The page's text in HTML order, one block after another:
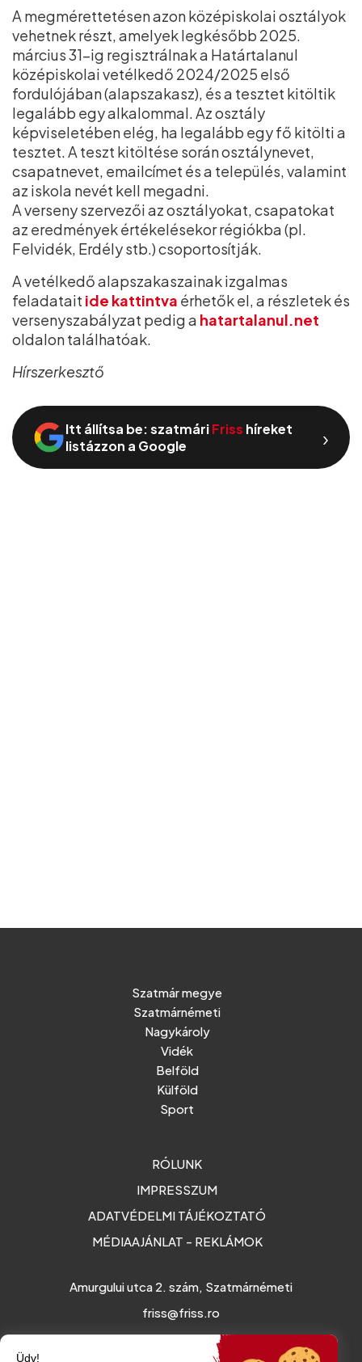
A megmérettetésen azon középiskolai osztályok
vehetnek részt, amelyek legkésőbb 2025.
március 31-ig regisztrálnak a Határtalanul
középiskolai vetélkedő 2024/2025 első
fordulójában (alapszakasz), és a tesztet kitöltik
legalább egy alkalommal. Az osztály
képviseletében elég, ha legalább egy fő kitölti a
tesztet. A teszt kitöltése során osztálynevet,
csapatnevet, emailcímet és a település, valamint
az iskola nevét kell megadni.
A verseny szervezői az osztályokat, csapatokat
az eredmények értékelésekor régiókba (pl.
Felvidék, Erdély stb.) csoportosítják.
A vetélkedő alapszakaszainak izgalmas
feladatait ide kattintva érhetők el, a részletek és
versenyszabályzat pedig a hatartalanul.net
oldalon találhatóak.
Hírszerkesztő
Itt állítsa be: szatmáriFriss híreket
listázzon a Google
›
Szatmár megye
Szatmárnémeti
Nagykároly
Vidék
Belföld
Külföld
Sport
RÓLUNK
IMPRESSZUM
ADATVÉDELMI TÁJÉKOZTATÓ
MÉDIAAJÁNLAT - REKLÁMOK
Amurgului utca 2. szám, Szatmárnémeti
friss@friss.ro
Üdv!